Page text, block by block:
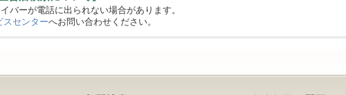
バーが電話に出られない場合があります。
スセンターへお問い合わせください。